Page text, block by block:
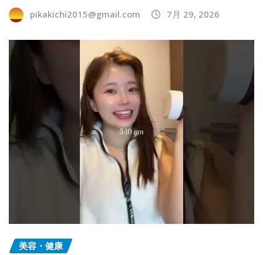
pikakichi2015@gmail.com 7月 29, 2026
美容・健康